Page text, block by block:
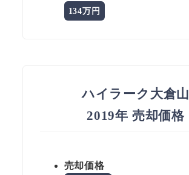
134万円
ハイラーク大倉山
2019年 売却価格
売却価格